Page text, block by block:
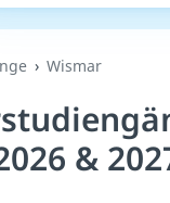
Wismar
&